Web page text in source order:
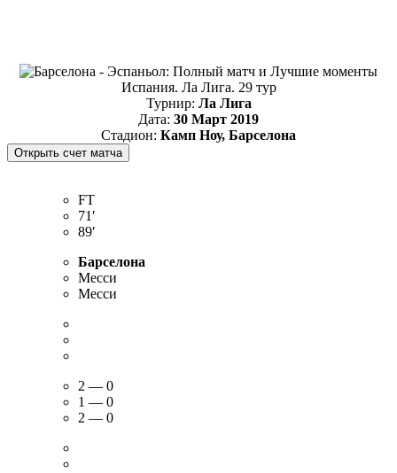
Испания. Ла Лига. 29 тур
Турнир: Ла Лига
Дата: 30 Март 2019
Стадион: Камп Ноу, Барселона
FT
71′
89′
Барселона
Месси
Месси
2 — 0
1 — 0
2 — 0